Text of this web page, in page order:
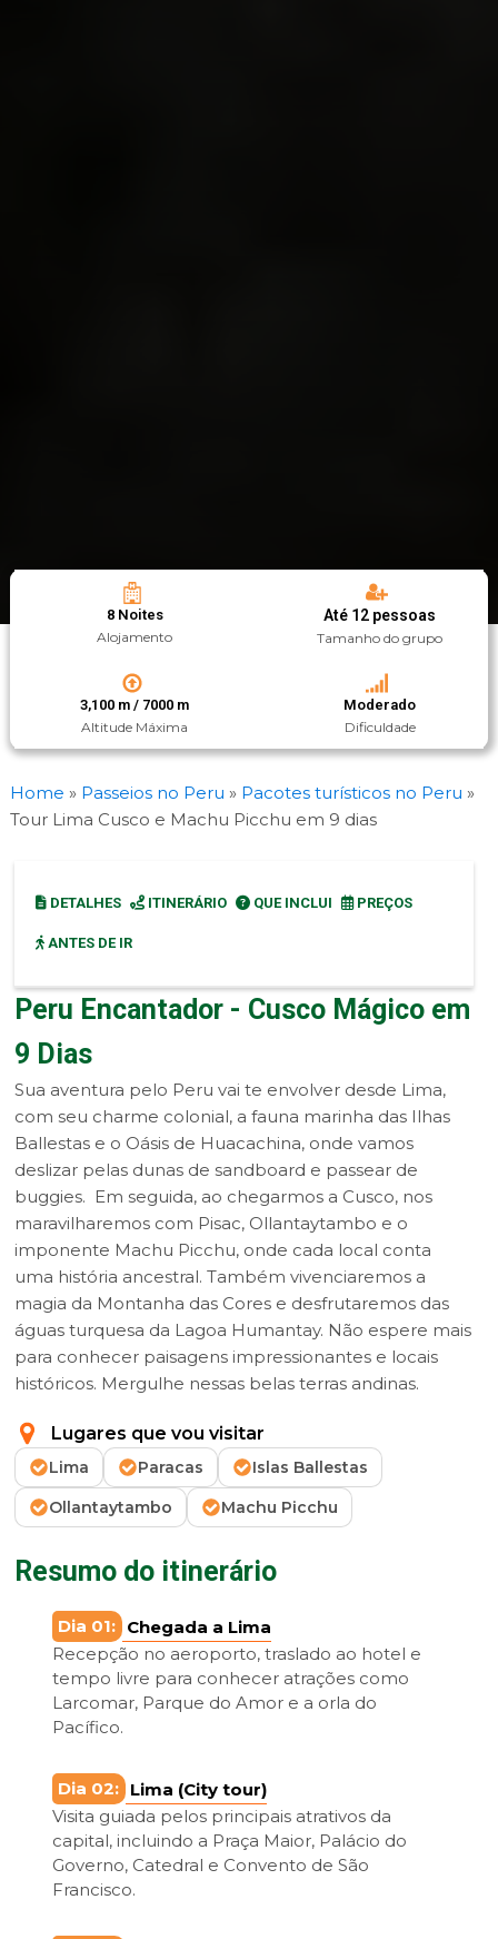
8 Noites
Alojamento
Até 12 pessoas
Tamanho do grupo
3,100 m / 7000 m
Altitude Máxima
Moderado
Dificuldade
Home » Passeios no Peru » Pacotes turísticos no Peru »
Tour Lima Cusco e Machu Picchu em 9 dias
DETALHES ITINERÁRIO QUE INCLUI PREÇOS
ANTES DE IR
Peru Encantador - Cusco Mágico em
9 Dias
Sua aventura pelo Peru vai te envolver desde Lima,
com seu charme colonial, a fauna marinha das Ilhas
Ballestas e o Oásis de Huacachina, onde vamos
deslizar pelas dunas de sandboard e passear de
buggies. Em seguida, ao chegarmos a Cusco, nos
maravilharemos com Pisac, Ollantaytambo e o
imponente Machu Picchu, onde cada local conta
uma história ancestral. Também vivenciaremos a
magia da Montanha das Cores e desfrutaremos das
águas turquesa da Lagoa Humantay. Não espere mais
para conhecer paisagens impressionantes e locais
históricos. Mergulhe nessas belas terras andinas.
Lugares que vou visitar
Lima Paracas
Islas Ballestas
Ollantaytambo
Machu Picchu
Resumo do itinerário
Dia 01: Chegada a Lima
Recepção no aeroporto, traslado ao hotel e
tempo livre para conhecer atrações como
Larcomar, Parque do Amor e a orla do
Pacífico.
Dia 02: Lima (City tour)
Visita guiada pelos principais atrativos da
capital, incluindo a Praça Maior, Palácio do
Governo, Catedral e Convento de São
Francisco.